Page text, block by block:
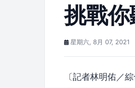
挑戰
星期六, 8月 07, 2021
〔記者林明佑／